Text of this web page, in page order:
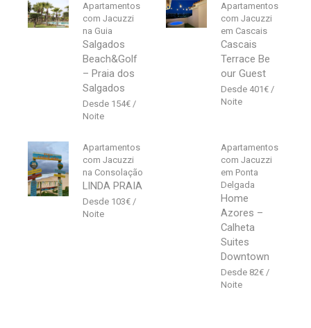
Apartamentos
com Jacuzzi
na Guia
Salgados
Beach&Golf
– Praia dos
Salgados
154€
Apartamentos
com Jacuzzi
em Cascais
Cascais
Terrace Be
our Guest
401€
Apartamentos
com Jacuzzi
na Consolação
LINDA PRAIA
103€
Apartamentos
com Jacuzzi
em Ponta
Delgada
Home
Azores –
Calheta
Suites
Downtown
82€